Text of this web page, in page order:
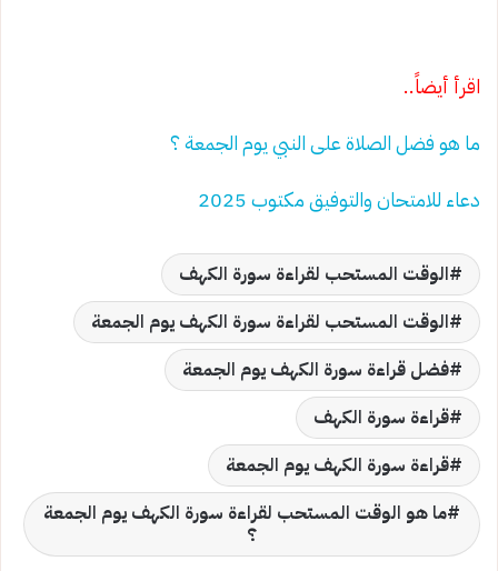
اقرأ أيضاً..
ما هو فضل الصلاة على النبي يوم الجمعة ؟
دعاء للامتحان والتوفيق مكتوب 2025
الوقت المستحب لقراءة سورة الكهف
الوقت المستحب لقراءة سورة الكهف يوم الجمعة
فضل قراءة سورة الكهف يوم الجمعة
قراءة سورة الكهف
قراءة سورة الكهف يوم الجمعة
ما هو الوقت المستحب لقراءة سورة الكهف يوم الجمعة
؟